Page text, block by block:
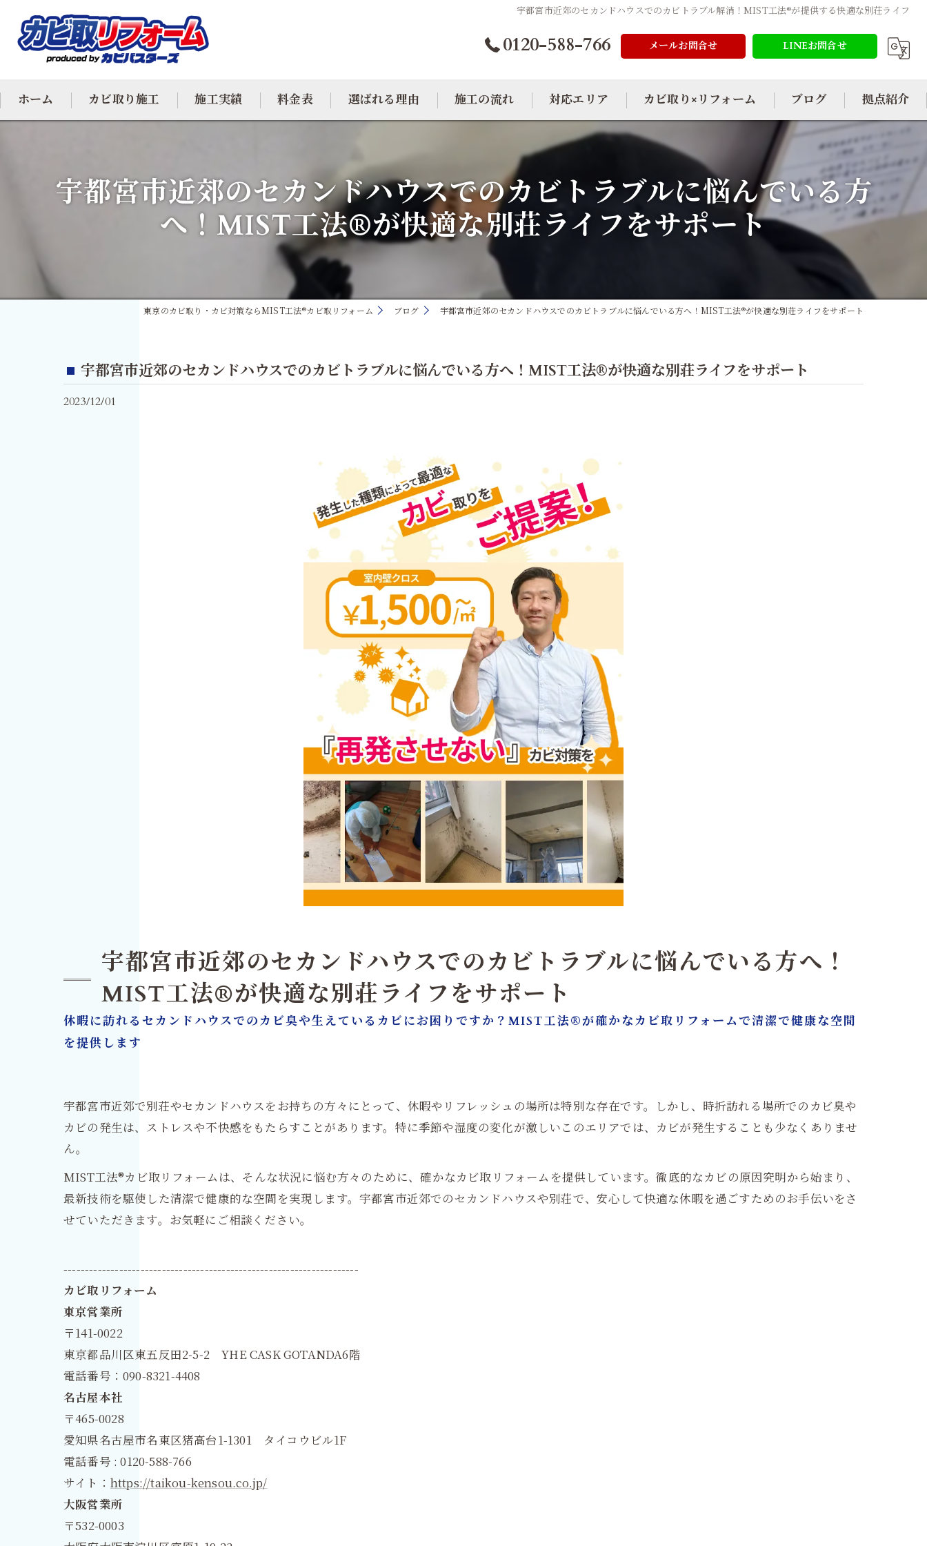
宇都宮市近郊のセカンドハウスでのカビトラブル解消！MIST工法®が提供する快適な別荘ライフ
0120-588-766 メールお問合せ LINEお問合せ
ホーム カビ取り施工
カビ除去
施工実績 料金表 選ばれる理由 施工の流れ 対応エリア
大阪のカビ取り
東京のカビ取り
愛知のカビ取り
カビ取り×リフォーム ブログ 拠点紹介
宇都宮市近郊のセカンドハウスでのカビトラブルに悩んでいる方
へ！MIST工法®が快適な別荘ライフをサポート
東京のカビ取り・カビ対策ならMIST工法®カビ取リフォーム ブログ 宇都宮市近郊のセカンドハウスでのカビトラブルに悩んでいる方へ！MIST工法®が快適な別荘ライフをサポート
宇都宮市近郊のセカンドハウスでのカビトラブルに悩んでいる方へ！MIST工法®が快適な別荘ライフをサポート
2023/12/01
宇都宮市近郊のセカンドハウスでのカビトラブルに悩んでいる方へ！
MIST工法®が快適な別荘ライフをサポート
休暇に訪れるセカンドハウスでのカビ臭や生えているカビにお困りですか？MIST工法®が確かなカビ取リフォームで清潔で健康な空間
を提供します
宇都宮市近郊で別荘やセカンドハウスをお持ちの方々にとって、休暇やリフレッシュの場所は特別な存在です。しかし、時折訪れる場所でのカビ臭や
カビの発生は、ストレスや不快感をもたらすことがあります。特に季節や湿度の変化が激しいこのエリアでは、カビが発生することも少なくありませ
ん。
MIST工法®カビ取リフォームは、そんな状況に悩む方々のために、確かなカビ取リフォームを提供しています。徹底的なカビの原因究明から始まり、
最新技術を駆使した清潔で健康的な空間を実現します。宇都宮市近郊でのセカンドハウスや別荘で、安心して快適な休暇を過ごすためのお手伝いをさ
せていただきます。お気軽にご相談ください。
---------------------------------------------------------------------
カビ取リフォーム
東京営業所
〒141-0022
東京都品川区東五反田2-5-2 YHE CASK GOTANDA6階
電話番号：090-8321-4408
名古屋本社
〒465-0028
愛知県名古屋市名東区猪高台1-1301 タイコウビル1F
電話番号 : 0120-588-766
サイト： https://taikou-kensou.co.jp/
大阪営業所
〒532-0003